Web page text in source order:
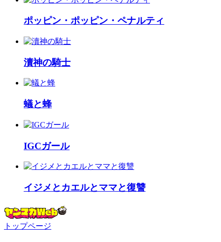
ポッピン・ポッピン・ペナルティ
瀆神の騎士
蟻と蜂
IGCガール
イジメとカエルとママと復讐
トップページ